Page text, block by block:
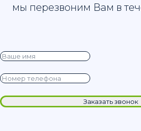
мы перезвоним Вам в
Заказать звонок